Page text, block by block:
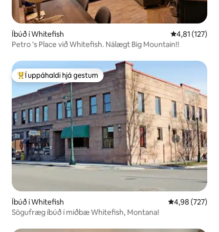
Íbúð í Whitefish 4,81 af 5 í
4,81 (127)
Petro 's Place við Whitefish. Nálægt Big Mountain!!
Í mestu uppáhaldi hjá gestum
Í uppáhaldi hjá gestum
Íbúð í Whitefish 4,98 af 5 í
4,98 (727)
Sögufræg íbúð í miðbæ Whitefish, Montana!